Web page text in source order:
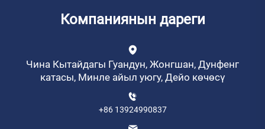
Компаниянын дареги
Чина Кытайдагы Гуандун, Жонгшан, Дунфенг
катасы, Минле айыл уюгу, Дейо көчөсү
+86 13924990837